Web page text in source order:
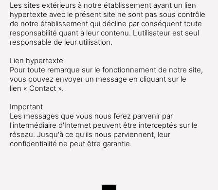
Les sites extérieurs à notre établissement ayant un lien
hypertexte avec le présent site ne sont pas sous contrôle
de notre établissement qui décline par conséquent toute
responsabilité quant à leur contenu. L'utilisateur est seul
responsable de leur utilisation.
Lien hypertexte
Pour toute remarque sur le fonctionnement de notre site,
vous pouvez envoyer un message en cliquant sur le
lien « Contact ».
Important
Les messages que vous nous ferez parvenir par
l'intermédiaire d'Internet peuvent être interceptés sur le
réseau. Jusqu'à ce qu'ils nous parviennent, leur
confidentialité ne peut être garantie.